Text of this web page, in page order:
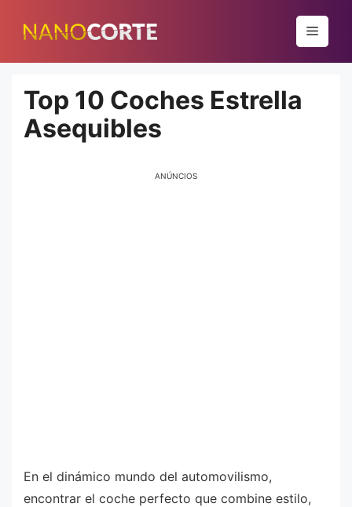
para
conteúdo
Menu
Top 10 Coches Estrella
Asequibles
ANÚNCIOS
En el dinámico mundo del automovilismo,
encontrar el coche perfecto que combine estilo,